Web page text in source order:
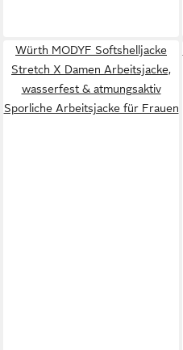
Würth MODYF Softshelljacke
Stretch X Damen Arbeitsjacke,
wasserfest & atmungsaktiv
Sporliche Arbeitsjacke für Frauen